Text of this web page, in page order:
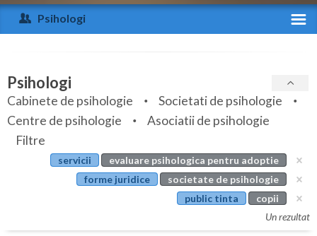
Arad
Arges
Bihor
Bistrita-Nasaud
Botosani
Bucuresti
Psihologi
Specialitati
Servicii
Articole
Evenimente
Psihologi
Cabinete de psihologie
Societati de psihologie
Centre de psihologie
Asociatii de psihologie
Filtre
servicii
evaluare psihologica pentru adoptie
forme juridice
societate de psihologie
public tinta
copii
Un rezultat